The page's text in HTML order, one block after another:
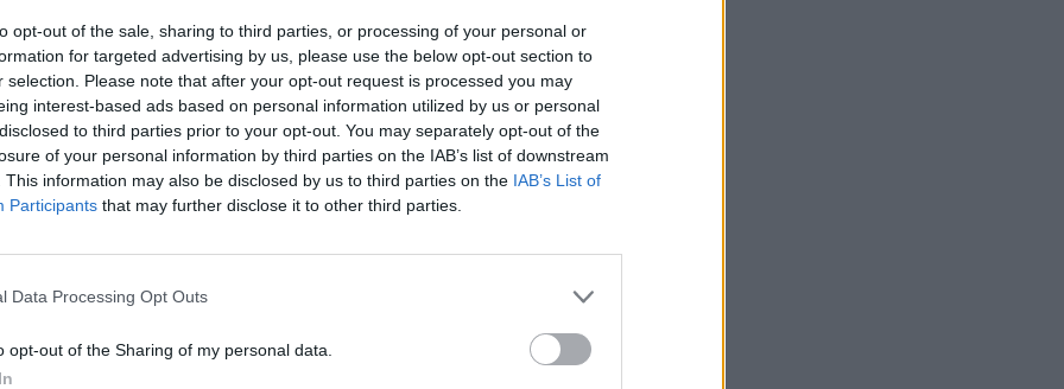
opt-out of the sale, sharing to third parties, or processing of your personal or
for targeted advertising by us, please use the below opt-out section to
selection. Please note that after your opt-out request is processed you may
interest-based ads based on personal information utilized by us or personal
to third parties prior to your opt-out. You may separately opt-out of the
of your personal information by third parties on the IAB’s list of downstream
This information may also be disclosed by us to third parties on the IAB’s List of
Participants that may further disclose it to other third parties.
Data Processing Opt Outs
opt-out of the Sharing of my personal data.
Läs mer
Artikelnr:eae48058d823 Kategori:Uterum &
Inglasningar